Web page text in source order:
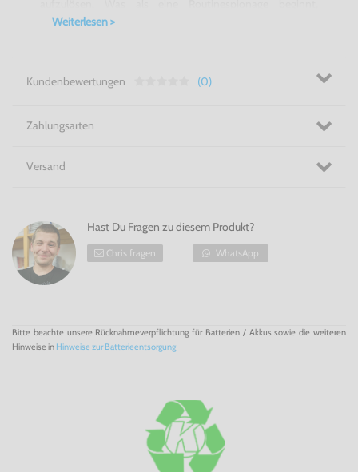
entpuppt sich als Rennen um die Rettung der gesamten
Menschheit. Er muß herausfinden, wer Dich bedroht und
John Cord sein Bewußtsein wiedererlangt, nach dem er
mehrmals gefoltert wurde. Als er verhört wird, erinnert er
Playstation 1 - In Cold Blood - Werde Agent und bewege
Dich in gefährlichen Gefilden!
Weiterlesen >
Kundenbewertungen (0)
Zahlungsarten
Versand
Hast Du Fragen zu diesem Produkt?
Chris fragen WhatsApp
Bitte beachte unsere Rücknahmeverpflichtung für Batterien / Akkus sowie die weiteren
Hinweise in Hinweise zur Batterieentsorgung